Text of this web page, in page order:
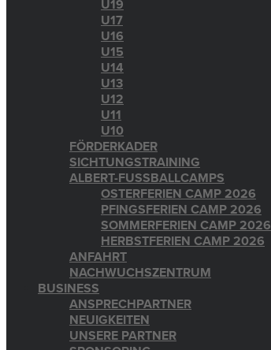
U19
U17
U16
U15
U14
U13
U12
U11
U10
FÖRDERKADER
SICHTUNGSTRAINING
ALBERT-FUSSBALLCAMPS
OSTERFERIEN CAMP 2026
PFINGSFERIEN CAMP 2026
SOMMERFERIEN CAMP 2026
HERBSTFERIEN CAMP 2026
ANFAHRT
NACHWUCHSZENTRUM
BUSINESS
ANSPRECHPARTNER
NEUIGKEITEN
UNSERE PARTNER